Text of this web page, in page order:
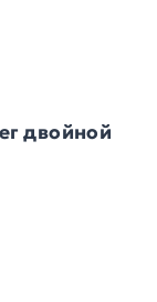
двойной